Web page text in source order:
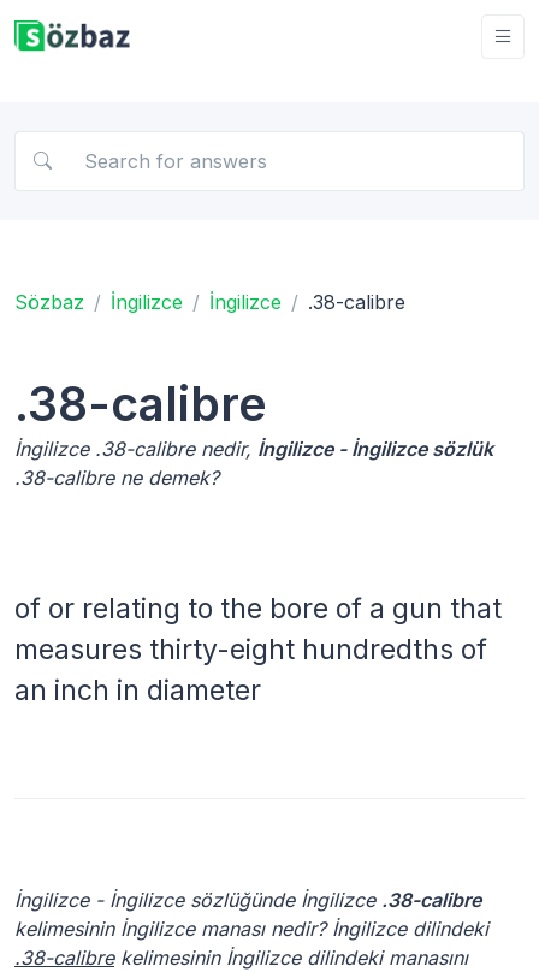
Sözbaz İngilizce İngilizce .38-calibre
.38-calibre
İngilizce .38-calibre nedir, İngilizce - İngilizce sözlük
.38-calibre ne demek?
of or relating to the bore of a gun that
measures thirty-eight hundredths of
an inch in diameter
İngilizce - İngilizce sözlüğünde İngilizce .38-calibre
kelimesinin İngilizce manası nedir? İngilizce dilindeki
.38-calibrekelimesinin İngilizce dilindeki manasını